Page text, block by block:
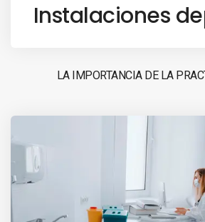
Instalaciones
LA IMPORTANCIA DE LA